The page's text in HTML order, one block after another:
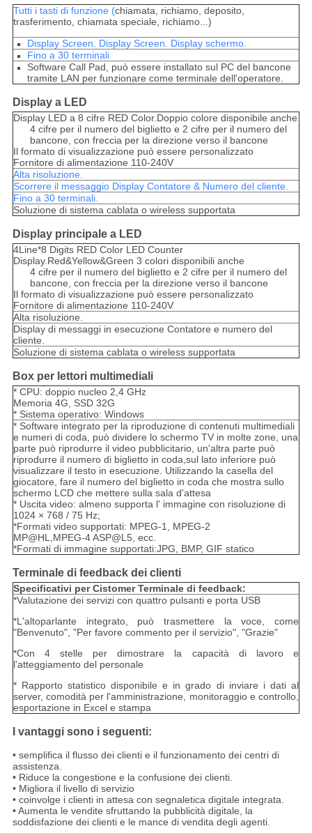
Tutti i tasti di funzione (chiamata, richiamo, deposito,
trasferimento, chiamata speciale, richiamo...)
Display Screen. Display Screen. Display schermo.
Fino a 30 terminali
Software Call Pad, può essere installato sul PC del bancone
tramite LAN per funzionare come terminale dell'operatore.
Display a LED
Display LED a 8 cifre RED Color.Doppio colore disponibile anche
4 cifre per il numero del biglietto e 2 cifre per il numero del
bancone, con freccia per la direzione verso il bancone
Il formato di visualizzazione può essere personalizzato
Fornitore di alimentazione 110-240V
Alta risoluzione.
Scorrere il messaggio Display Contatore & Numero del cliente.
Fino a 30 terminali.
Soluzione di sistema cablata o wireless supportata
Display principale a LED
4Line*8 Digits RED Color LED Counter
Display.Red&Yellow&Green 3 colori disponibili anche
4 cifre per il numero del biglietto e 2 cifre per il numero del
bancone, con freccia per la direzione verso il bancone
Il formato di visualizzazione può essere personalizzato
Fornitore di alimentazione 110-240V
Alta risoluzione.
Display di messaggi in esecuzione Contatore e numero del
cliente.
Soluzione di sistema cablata o wireless supportata
Box per lettori multimediali
* CPU: doppio nucleo 2,4 GHz
Memoria 4G, SSD 32G
* Sistema operativo: Windows
* Software integrato per la riproduzione di contenuti multimediali
e numeri di coda, può dividere lo schermo TV in molte zone, una
parte può riprodurre il video pubblicitario, un'altra parte può
riprodurre il numero di biglietto in coda,sul lato inferiore può
visualizzare il testo in esecuzione. Utilizzando la casella del
giocatore, fare il numero del biglietto in coda che mostra sullo
schermo LCD che mettere sulla sala d'attesa
* Uscita video: almeno supporta l' immagine con risoluzione di
1024 × 768 / 75 Hz;
*Formati video supportati: MPEG-1, MPEG-2
MP@HL,MPEG-4 ASP@L5, ecc.
*Formati di immagine supportati:JPG, BMP, GIF statico
Terminale di feedback dei clienti
Specificativi per Cistomer Terminale di feedback:
*Valutazione dei servizi con quattro pulsanti e porta USB
*L'altoparlante integrato, può trasmettere la voce, come
"Benvenuto", "Per favore commento per il servizio", "Grazie"
*Con 4 stelle per dimostrare la capacità di lavoro e
l'atteggiamento del personale
* Rapporto statistico disponibile e in grado di inviare i dati al
server, comodità per l'amministrazione, monitoraggio e controllo,
esportazione in Excel e stampa
I vantaggi sono i seguenti:
• semplifica il flusso dei clienti e il funzionamento dei centri di
assistenza.
• Riduce la congestione e la confusione dei clienti.
• Migliora il livello di servizio
• coinvolge i clienti in attesa con segnaletica digitale integrata.
• Aumenta le vendite sfruttando la pubblicità digitale, la
soddisfazione dei clienti e le mance di vendita degli agenti.